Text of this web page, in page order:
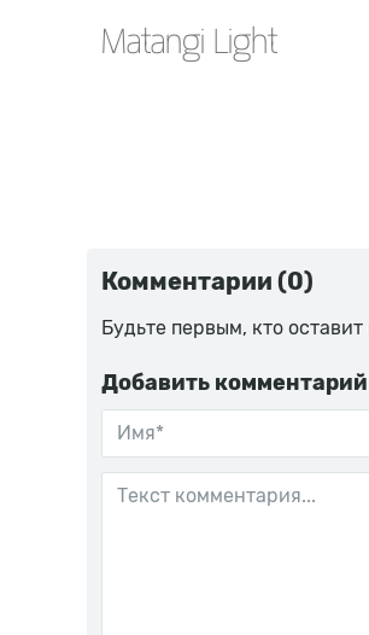
Комментарии (0)
Будьте первым, кто
Добавить комментарий